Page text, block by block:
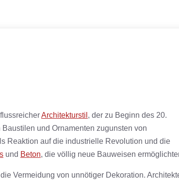
Architekturstil , der zu Beginn des 20.
und Ornamenten zugunsten von
Reaktion auf die industrielle Revolution und die
und Beton, die völlig neue Bauweisen
Vermeidung von unnötiger Dekoration.